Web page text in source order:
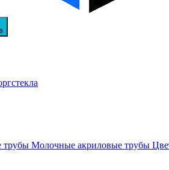
трубы Молочные акриловые трубы